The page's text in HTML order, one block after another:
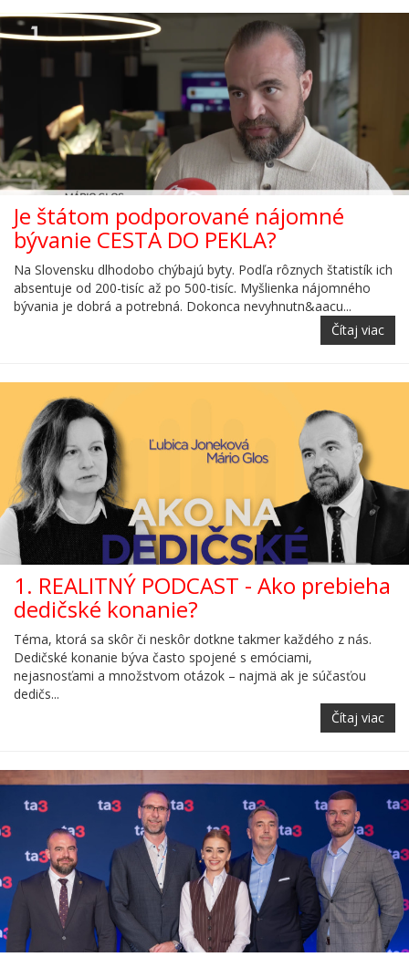
Je štátom podporované nájomné
bývanie CESTA DO PEKLA?
Na Slovensku dlhodobo chýbajú byty. Podľa rôznych štatistík ich
absentuje od 200-tisíc až po 500-tisíc. Myšlienka nájomného
bývania je dobrá a potrebná. Dokonca nevyhnutn&aacu...
Čítaj viac
1. REALITNÝ PODCAST - Ako prebieha
dedičské konanie?
Téma, ktorá sa skôr či neskôr dotkne takmer každého z nás.
Dedičské konanie býva často spojené s emóciami,
nejasnosťami a množstvom otázok – najmä ak je súčasťou
dedičs...
Čítaj viac